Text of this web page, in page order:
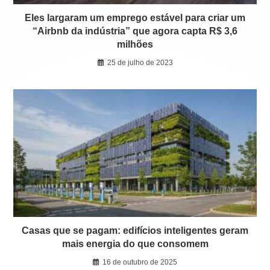
Eles largaram um emprego estável para criar um
“Airbnb da indústria” que agora capta R$ 3,6
milhões
25 de julho de 2023
Casas que se pagam: edifícios inteligentes geram
mais energia do que consomem
16 de outubro de 2025